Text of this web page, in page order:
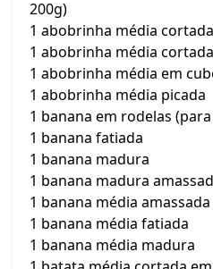
200g)
1 abobrinha média
1 abobrinha média
1 abobrinha média em
1 abobrinha média picada
1 banana em rodelas
1 banana fatiada
1 banana madura
1 banana madura
1 banana média amassada
1 banana média fatiada
1 banana média madura